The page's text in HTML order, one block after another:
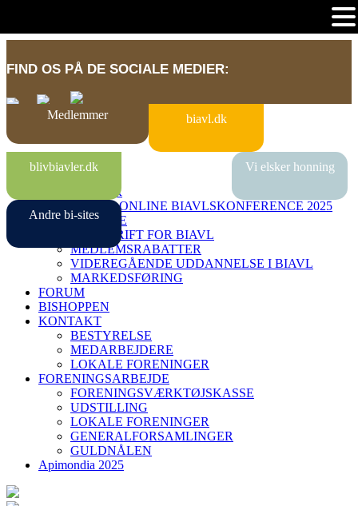
FIND OS PÅ DE SOCIALE MEDIER:
Medlemmer biavl.dk
blivbiavler.dk Vi elsker honning
Andre bi-sites
BI-SITES
MEDLEMMER
DANSK ONLINE BIAVLSKONFERENCE 2025
MIN SIDE
TIDSSKRIFT FOR BIAVL
MEDLEMSRABATTER
VIDEREGÅENDE UDDANNELSE I BIAVL
MARKEDSFØRING
FORUM
BISHOPPEN
KONTAKT
BESTYRELSE
MEDARBEJDERE
LOKALE FORENINGER
FORENINGSARBEJDE
FORENINGSVÆRKTØJSKASSE
UDSTILLING
LOKALE FORENINGER
GENERALFORSAMLINGER
GULDNÅLEN
Apimondia 2025